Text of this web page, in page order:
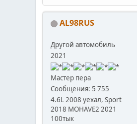
AL98RUS
Другой автомобиль
2021
Мастер пера
Сообщения: 5 755
4.6L 2008 уехал, Sport
2018 MOHAVE2 2021
100тык